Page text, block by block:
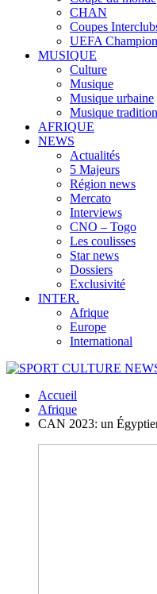
CHAN
Coupes
UEFA
MUSIQUE
Culture
Musique
Musique urbaine
Musique
AFRIQUE
NEWS
Actualités
5 Majeurs
Région news
Mercato
Interviews
CNO – Togo
Les coulisses
Star news
Dossiers
Exclusivité
INTER.
Afrique
Europe
International
Accueil
Afrique
CAN 2023: un